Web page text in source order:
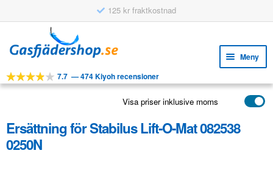
125 kr fraktkostnad
till
navigering
till
innehåll
Meny
VERKTYG
APPLIKATIONER
KUNDSERVICE
7.7 —474 Kiyoh recensioner
Visa priser inklusive moms
Ersättning för Stabilus Lift-O-Mat 082538
0250N